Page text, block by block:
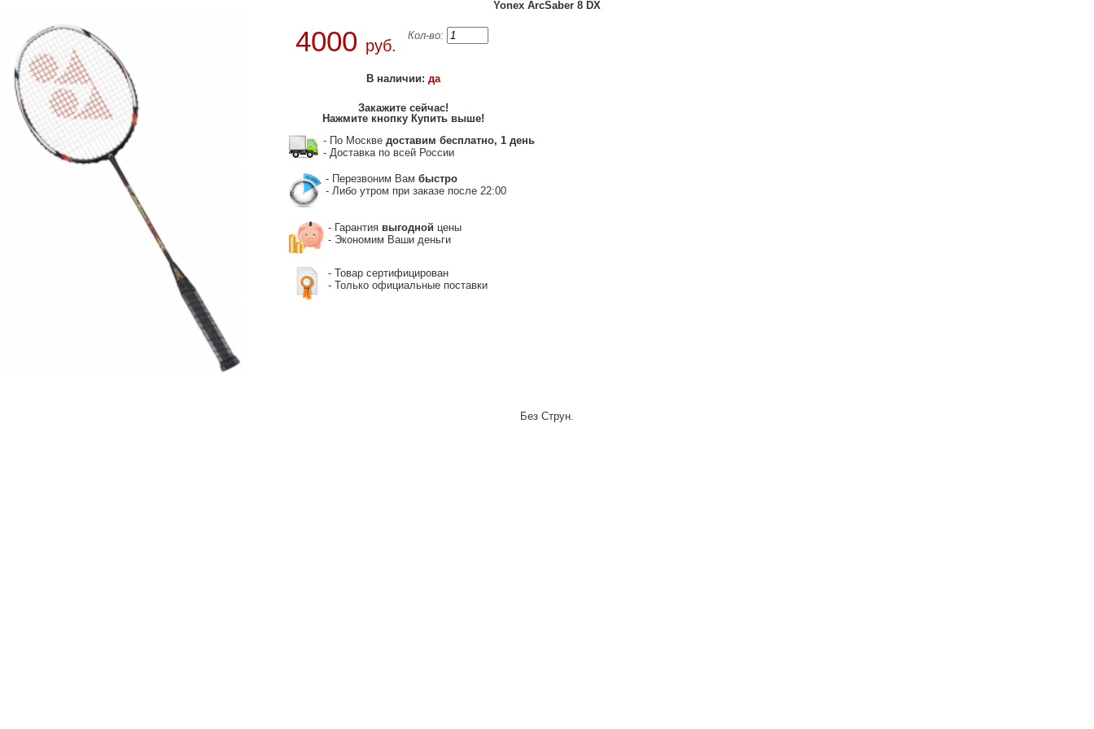
Yonex ArcSaber 8 DX
4000 руб.
Кол-во:
В наличии: да
Закажите сейчас!
Нажмите кнопку Купить выше!
- По Москве доставим бесплатно, 1 день
- Доставка по всей России
- Перезвоним Вам быстро
- Либо утром при заказе после 22:00
- Гарантия выгодной цены
- Экономим Ваши деньги
- Товар сертифицирован
- Только официальные поставки
Без Струн.